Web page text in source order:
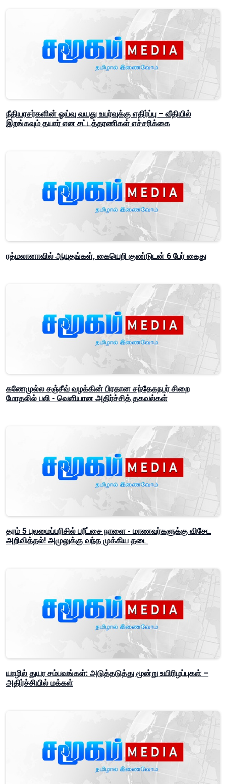
நீதியரசர்களின் ஓய்வு வயது உயர்வுக்கு எதிர்ப்பு – வீதியில்
இறங்கவும் தயார் என சட்டத்தரணிகள் எச்சரிக்கை
ரத்மலானாவில் ஆயுதங்கள், கையெறி குண்டுடன் 6 பேர் கைது
கணேமுல்ல சஞ்சீவ் வழக்கின் பிரதான சந்தேகநபர் சிறை
மோதலில் பலி - வெளியான அதிர்ச்சித் தகவல்கள்
தரம் 5 புலமைப்பரிசில் பரீட்சை நாளை - மாணவர்களுக்கு விசேட
அறிவித்தல்! அமுலுக்கு வந்த முக்கிய தடை
யாழில் துயர சம்பவங்கள்: அடுத்தடுத்து மூன்று உயிரிழப்புகள் –
அதிர்ச்சியில் மக்கள்